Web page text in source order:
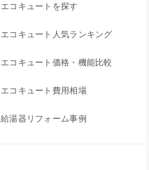
エコキュートを探す
エコキュート人気ランキング
エコキュート価格・機能比較
エコキュート費用相場
給湯器リフォーム事例